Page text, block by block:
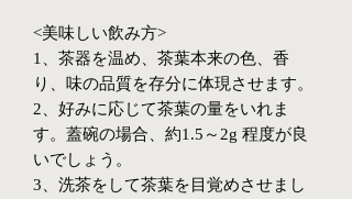
<美味しい飲み方>
1、茶器を温め、茶葉本来の色、香
り、味の品質を存分に体現させます。
2、好みに応じて茶葉の量をいれま
す。蓋碗の場合、約1.5～2g 程度が良
いでしょう。
3、洗茶をして茶葉を目覚めさせまし